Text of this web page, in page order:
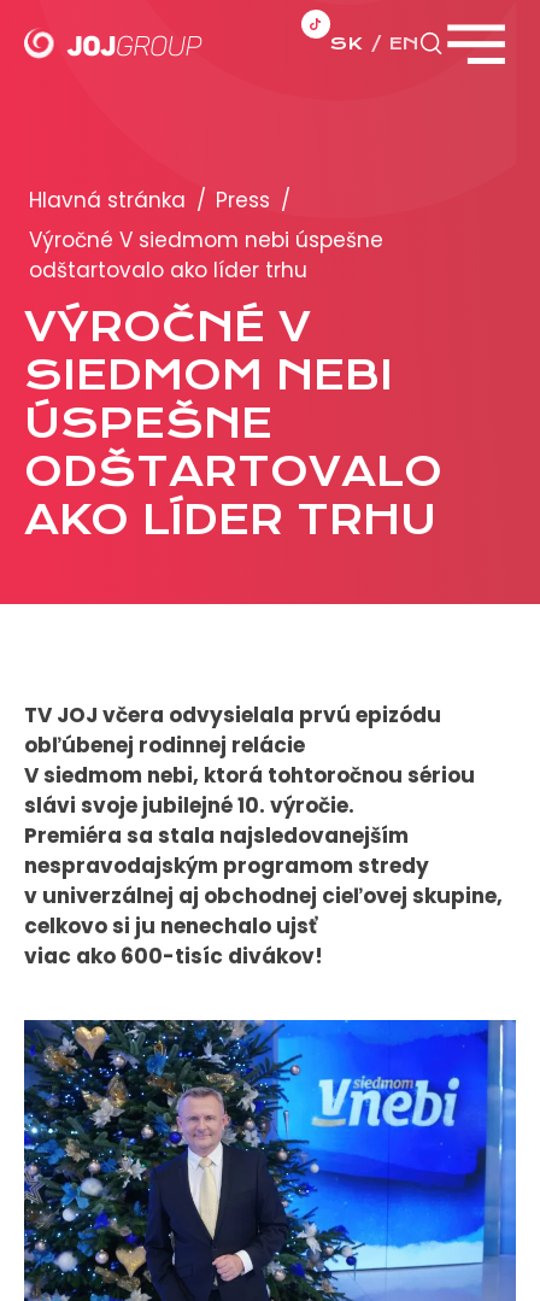
SK EN
Brandy
Produkty
PRODUKCIA
REKLAMA
Viac o reklamných formátoch
Obchodné podmienky
Prezentácia 2026
Kariéra
PRESS
Tlačové správy
B2B Rozhovory
VEREJNÉ VYSIELANIE MS 2026
KONTAKT
Hlavná stránka / Press /
Výročné V siedmom nebi úspešne
odštartovalo ako líder trhu
VÝROČNÉ V
SIEDMOM NEBI
ÚSPEŠNE
ODŠTARTOVALO
AKO LÍDER TRHU
TV JOJ včera odvysielala prvú epizódu
obľúbenej rodinnej relácie
V siedmom nebi, ktorá tohtoročnou sériou
slávi svoje jubilejné 10. výročie.
Premiéra sa stala najsledovanejším
nespravodajským programom stredy
v univerzálnej aj obchodnej cieľovej skupine,
celkovo si ju nenechalo ujsť
viac ako 600-tisíc divákov!